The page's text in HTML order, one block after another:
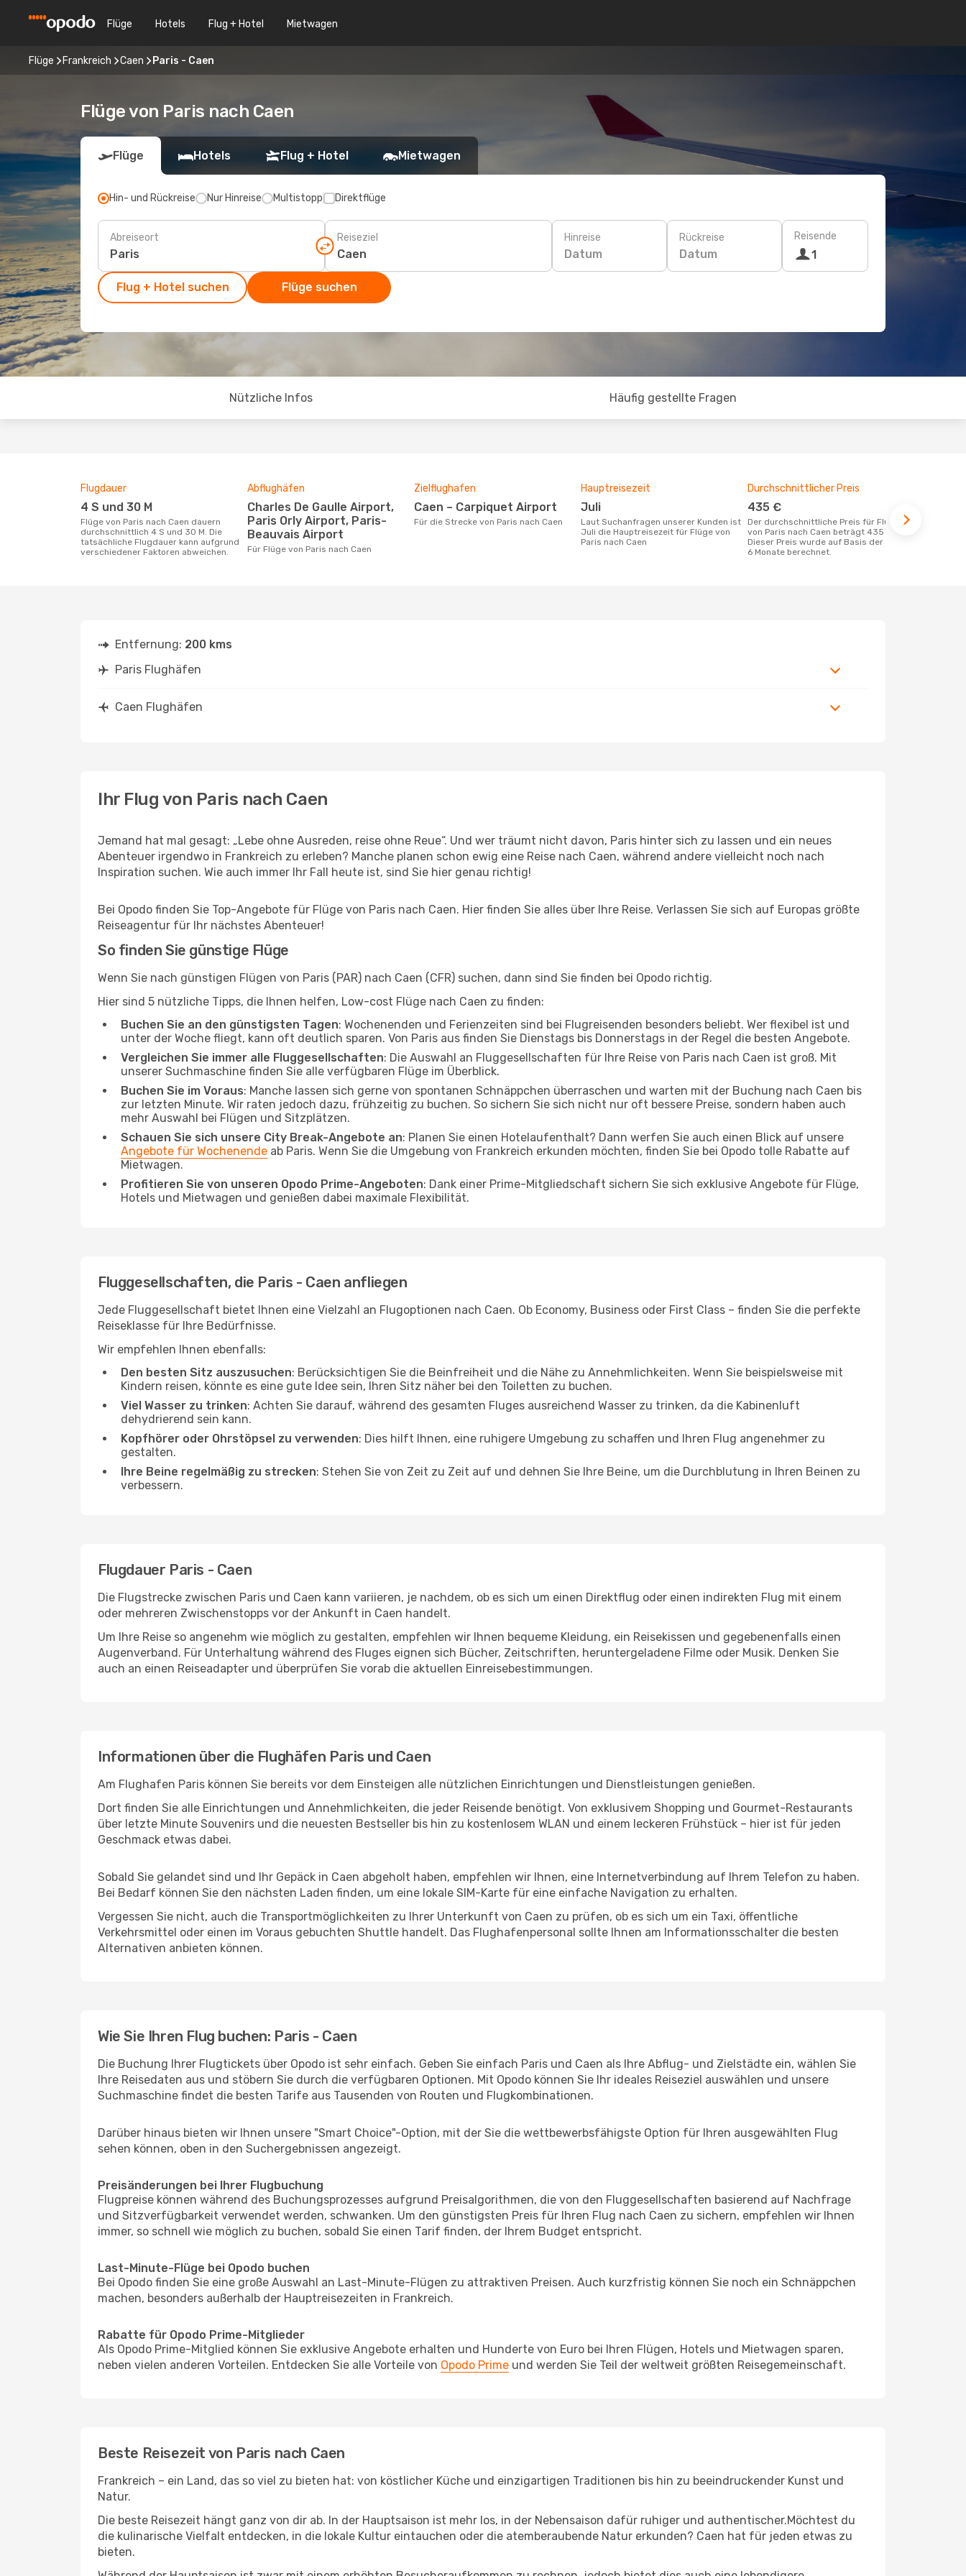
Flüge Hotels Flug + Hotel Mietwagen
Flüge Frankreich Caen Paris - Caen
Flüge von Paris nach Caen
Flüge Hotels Flug + Hotel Mietwagen
Hin- und Rückreise Nur Hinreise Multistopp Direktflüge
Abreiseort Reiseziel Hinreise
Datum
Rückreise
Datum
Reisende
1
Flug + Hotel suchen Flüge suchen
Nützliche Infos Häufig gestellte Fragen
Flugdauer
4 S und 30 M
Flüge von Paris nach Caen dauern
durchschnittlich 4 S und 30 M. Die
tatsächliche Flugdauer kann aufgrund
verschiedener Faktoren abweichen.
Abflughäfen
Charles De Gaulle Airport,
Paris Orly Airport, Paris-
Beauvais Airport
Für Flüge von Paris nach Caen
Zielflughafen
Caen – Carpiquet Airport
Für die Strecke von Paris nach Caen
Hauptreisezeit
Juli
Laut Suchanfragen unserer Kunden ist
Juli die Hauptreisezeit für Flüge von
Paris nach Caen
Durchschnittlicher Preis
435 €
Der durchschnittliche Preis für Flüge
von Paris nach Caen beträgt 435 €.
Dieser Preis wurde auf Basis der letzten
6 Monate berechnet.
Entfernung: 200 kms
Paris Flughäfen
Caen Flughäfen
Ihr Flug von Paris nach Caen
Jemand hat mal gesagt: „Lebe ohne Ausreden, reise ohne Reue“. Und wer träumt nicht davon, Paris hinter sich zu lassen und ein neues
Abenteuer irgendwo in Frankreich zu erleben? Manche planen schon ewig eine Reise nach Caen, während andere vielleicht noch nach
Inspiration suchen. Wie auch immer Ihr Fall heute ist, sind Sie hier genau richtig!
Bei Opodo finden Sie Top-Angebote für Flüge von Paris nach Caen. Hier finden Sie alles über Ihre Reise. Verlassen Sie sich auf Europas größte
Reiseagentur für Ihr nächstes Abenteuer!
So finden Sie günstige Flüge
Wenn Sie nach günstigen Flügen von Paris (PAR) nach Caen (CFR) suchen, dann sind Sie finden bei Opodo richtig.
Hier sind 5 nützliche Tipps, die Ihnen helfen, Low-cost Flüge nach Caen zu finden:
Buchen Sie an den günstigsten Tagen: Wochenenden und Ferienzeiten sind bei Flugreisenden besonders beliebt. Wer flexibel ist und
unter der Woche fliegt, kann oft deutlich sparen. Von Paris aus finden Sie Dienstags bis Donnerstags in der Regel die besten Angebote.
Vergleichen Sie immer alle Fluggesellschaften: Die Auswahl an Fluggesellschaften für Ihre Reise von Paris nach Caen ist groß. Mit
unserer Suchmaschine finden Sie alle verfügbaren Flüge im Überblick.
Buchen Sie im Voraus: Manche lassen sich gerne von spontanen Schnäppchen überraschen und warten mit der Buchung nach Caen bis
zur letzten Minute. Wir raten jedoch dazu, frühzeitig zu buchen. So sichern Sie sich nicht nur oft bessere Preise, sondern haben auch
mehr Auswahl bei Flügen und Sitzplätzen.
Schauen Sie sich unsere City Break-Angebote an: Planen Sie einen Hotelaufenthalt? Dann werfen Sie auch einen Blick auf unsere
Angebote für Wochenende ab Paris. Wenn Sie die Umgebung von Frankreich erkunden möchten, finden Sie bei Opodo tolle Rabatte auf
Mietwagen.
Profitieren Sie von unseren Opodo Prime-Angeboten: Dank einer Prime-Mitgliedschaft sichern Sie sich exklusive Angebote für Flüge,
Hotels und Mietwagen und genießen dabei maximale Flexibilität.
Fluggesellschaften, die Paris - Caen anfliegen
Jede Fluggesellschaft bietet Ihnen eine Vielzahl an Flugoptionen nach Caen. Ob Economy, Business oder First Class – finden Sie die perfekte
Reiseklasse für Ihre Bedürfnisse.
Wir empfehlen Ihnen ebenfalls:
Den besten Sitz auszusuchen: Berücksichtigen Sie die Beinfreiheit und die Nähe zu Annehmlichkeiten. Wenn Sie beispielsweise mit
Kindern reisen, könnte es eine gute Idee sein, Ihren Sitz näher bei den Toiletten zu buchen.
Viel Wasser zu trinken: Achten Sie darauf, während des gesamten Fluges ausreichend Wasser zu trinken, da die Kabinenluft
dehydrierend sein kann.
Kopfhörer oder Ohrstöpsel zu verwenden: Dies hilft Ihnen, eine ruhigere Umgebung zu schaffen und Ihren Flug angenehmer zu
gestalten.
Ihre Beine regelmäßig zu strecken: Stehen Sie von Zeit zu Zeit auf und dehnen Sie Ihre Beine, um die Durchblutung in Ihren Beinen zu
verbessern.
Flugdauer Paris - Caen
Die Flugstrecke zwischen Paris und Caen kann variieren, je nachdem, ob es sich um einen Direktflug oder einen indirekten Flug mit einem
oder mehreren Zwischenstopps vor der Ankunft in Caen handelt.
Um Ihre Reise so angenehm wie möglich zu gestalten, empfehlen wir Ihnen bequeme Kleidung, ein Reisekissen und gegebenenfalls einen
Augenverband. Für Unterhaltung während des Fluges eignen sich Bücher, Zeitschriften, heruntergeladene Filme oder Musik. Denken Sie
auch an einen Reiseadapter und überprüfen Sie vorab die aktuellen Einreisebestimmungen.
Informationen über die Flughäfen Paris und Caen
Am Flughafen Paris können Sie bereits vor dem Einsteigen alle nützlichen Einrichtungen und Dienstleistungen genießen.
Dort finden Sie alle Einrichtungen und Annehmlichkeiten, die jeder Reisende benötigt. Von exklusivem Shopping und Gourmet-Restaurants
über letzte Minute Souvenirs und die neuesten Bestseller bis hin zu kostenlosem WLAN und einem leckeren Frühstück – hier ist für jeden
Geschmack etwas dabei.
Sobald Sie gelandet sind und Ihr Gepäck in Caen abgeholt haben, empfehlen wir Ihnen, eine Internetverbindung auf Ihrem Telefon zu haben.
Bei Bedarf können Sie den nächsten Laden finden, um eine lokale SIM-Karte für eine einfache Navigation zu erhalten.
Vergessen Sie nicht, auch die Transportmöglichkeiten zu Ihrer Unterkunft von Caen zu prüfen, ob es sich um ein Taxi, öffentliche
Verkehrsmittel oder einen im Voraus gebuchten Shuttle handelt. Das Flughafenpersonal sollte Ihnen am Informationsschalter die besten
Alternativen anbieten können.
Wie Sie Ihren Flug buchen: Paris - Caen
Die Buchung Ihrer Flugtickets über Opodo ist sehr einfach. Geben Sie einfach Paris und Caen als Ihre Abflug- und Zielstädte ein, wählen Sie
Ihre Reisedaten aus und stöbern Sie durch die verfügbaren Optionen. Mit Opodo können Sie Ihr ideales Reiseziel auswählen und unsere
Suchmaschine findet die besten Tarife aus Tausenden von Routen und Flugkombinationen.
Darüber hinaus bieten wir Ihnen unsere "Smart Choice"-Option, mit der Sie die wettbewerbsfähigste Option für Ihren ausgewählten Flug
sehen können, oben in den Suchergebnissen angezeigt.
Preisänderungen bei Ihrer Flugbuchung
Flugpreise können während des Buchungsprozesses aufgrund Preisalgorithmen, die von den Fluggesellschaften basierend auf Nachfrage
und Sitzverfügbarkeit verwendet werden, schwanken. Um den günstigsten Preis für Ihren Flug nach Caen zu sichern, empfehlen wir Ihnen
immer, so schnell wie möglich zu buchen, sobald Sie einen Tarif finden, der Ihrem Budget entspricht.
Last-Minute-Flüge bei Opodo buchen
Bei Opodo finden Sie eine große Auswahl an Last-Minute-Flügen zu attraktiven Preisen. Auch kurzfristig können Sie noch ein Schnäppchen
machen, besonders außerhalb der Hauptreisezeiten in Frankreich.
Rabatte für Opodo Prime-Mitglieder
Als Opodo Prime-Mitglied können Sie exklusive Angebote erhalten und Hunderte von Euro bei Ihren Flügen, Hotels und Mietwagen sparen,
neben vielen anderen Vorteilen. Entdecken Sie alle Vorteile von Opodo Prime und werden Sie Teil der weltweit größten Reisegemeinschaft.
Beste Reisezeit von Paris nach Caen
Frankreich – ein Land, das so viel zu bieten hat: von köstlicher Küche und einzigartigen Traditionen bis hin zu beeindruckender Kunst und
Natur.
Die beste Reisezeit hängt ganz von dir ab. In der Hauptsaison ist mehr los, in der Nebensaison dafür ruhiger und authentischer.Möchtest du
die kulinarische Vielfalt entdecken, in die lokale Kultur eintauchen oder die atemberaubende Natur erkunden? Caen hat für jeden etwas zu
bieten.